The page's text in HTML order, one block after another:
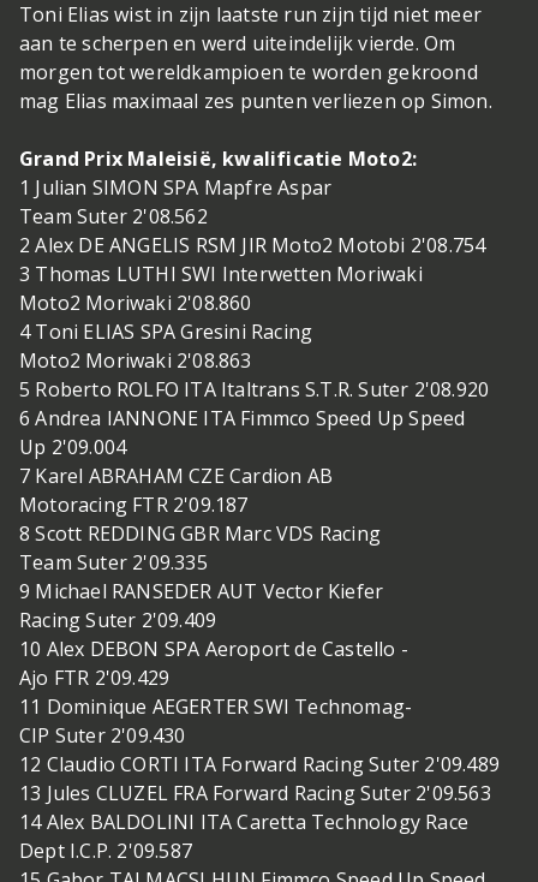
Toni Elias wist in zijn laatste run zijn tijd niet meer
aan te scherpen en werd uiteindelijk vierde. Om
morgen tot wereldkampioen te worden gekroond
mag Elias maximaal zes punten verliezen op Simon.
Grand Prix Maleisië, kwalificatie Moto2:
1 Julian SIMON SPA Mapfre Aspar
Team Suter 2'08.562
2 Alex DE ANGELIS RSM JIR Moto2 Motobi 2'08.754
3 Thomas LUTHI SWI Interwetten Moriwaki
Moto2 Moriwaki 2'08.860
4 Toni ELIAS SPA Gresini Racing
Moto2 Moriwaki 2'08.863
5 Roberto ROLFO ITA Italtrans S.T.R. Suter 2'08.920
6 Andrea IANNONE ITA Fimmco Speed Up Speed
Up 2'09.004
7 Karel ABRAHAM CZE Cardion AB
Motoracing FTR 2'09.187
8 Scott REDDING GBR Marc VDS Racing
Team Suter 2'09.335
9 Michael RANSEDER AUT Vector Kiefer
Racing Suter 2'09.409
10 Alex DEBON SPA Aeroport de Castello -
Ajo FTR 2'09.429
11 Dominique AEGERTER SWI Technomag-
CIP Suter 2'09.430
12 Claudio CORTI ITA Forward Racing Suter 2'09.489
13 Jules CLUZEL FRA Forward Racing Suter 2'09.563
14 Alex BALDOLINI ITA Caretta Technology Race
Dept I.C.P. 2'09.587